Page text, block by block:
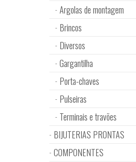
Argolas de montagem
Brincos
Diversos
Gargantilha
Porta-chaves
Pulseiras
Terminais e travões
BIJUTERIAS PRONTAS
COMPONENTES